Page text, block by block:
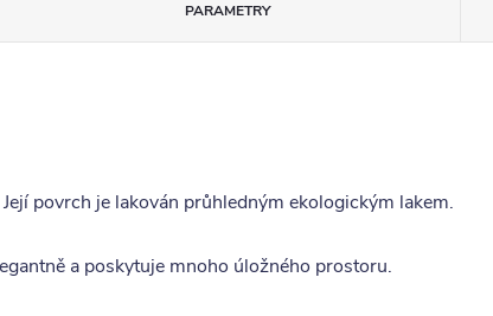
PARAMETRY
povrch je lakován průhledným ekologickým lakem.
a poskytuje mnoho úložného prostoru.